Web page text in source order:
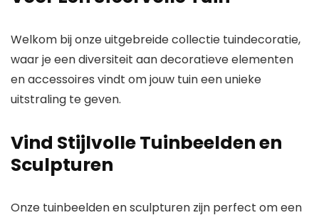
Welkom bij onze uitgebreide collectie tuindecoratie,
waar je een diversiteit aan decoratieve elementen
en accessoires vindt om jouw tuin een unieke
uitstraling te geven.
Vind Stijlvolle Tuinbeelden en
Sculpturen
Onze tuinbeelden en sculpturen zijn perfect om een